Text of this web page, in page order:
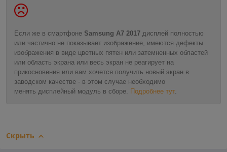
Если же в смартфоне Samsung A7 2017 дисплей полностью
или частично не показывает изображение, имеются дефекты
изображения в виде цветных пятен или затемненных областей
или область экрана или весь экран не реагирует на
прикосновения или вам хочется получить новый экран в
заводском качестве - в этом случае необходимо
менять дисплейный модуль в сборе. Подробнее тут.
Скрыть